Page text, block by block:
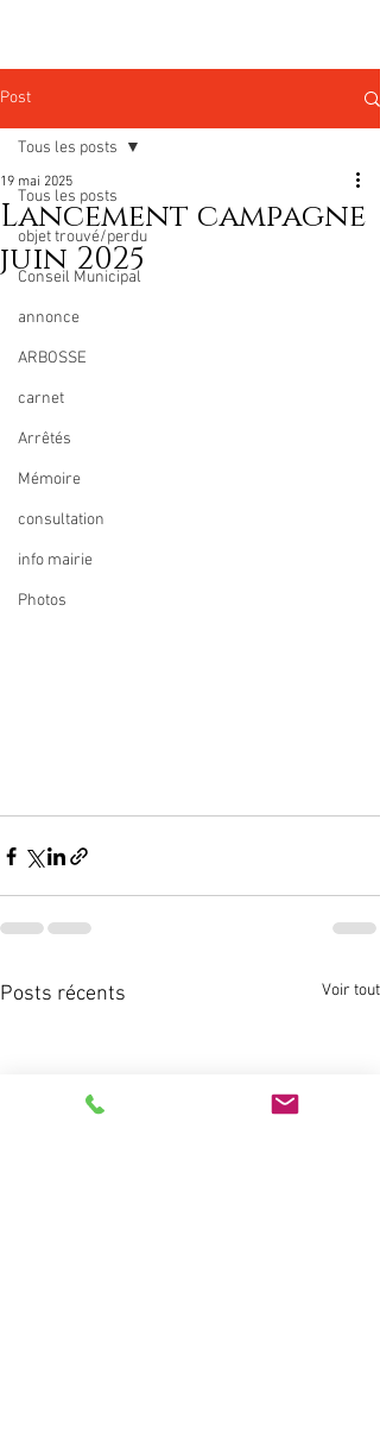
Post
Tous les posts
objet trouvé/perdu
Conseil Municipal
annonce
ARBOSSE
carnet
Arrêtés
Mémoire
consultation
info mairie
Photos
Tous les posts
Lancement campagne
juin 2025
19 mai 2025
Posts récents Voir tout